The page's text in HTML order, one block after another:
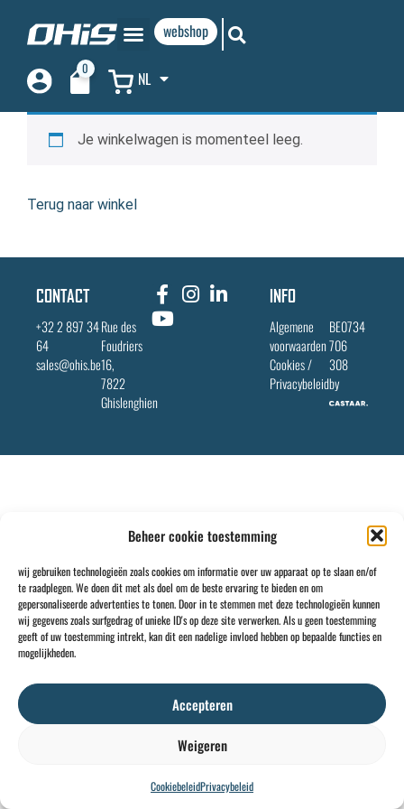
Beheer cookie toestemming
wij gebruiken technologieën zoals cookies om informatie over uw apparaat op te slaan en/of
te raadplegen. We doen dit met als doel om de beste ervaring te bieden en om
gepersonaliseerde advertenties te tonen. Door in te stemmen met deze technologieën kunnen
wij gegevens zoals surfgedrag of unieke ID's op deze site verwerken. Als u geen toestemming
geeft of uw toestemming intrekt, kan dit een nadelige invloed hebben op bepaalde functies en
mogelijkheden.
Accepteren
Weigeren
CookiebeleidPrivacybeleid
webshop
0 NL
Je winkelwagen is momenteel leeg.
Terug naar winkel
CONTACT
+32 2 897 34
64
sales@ohis.be
Rue des
Foudriers
16,
7822
Ghislenghien
INFO
Algemene
voorwaarden
Cookies/
Privacybeleid
BE0734
706
308
by